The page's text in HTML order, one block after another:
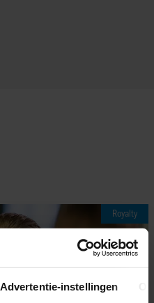
Advertentie-instellingen
Royalty